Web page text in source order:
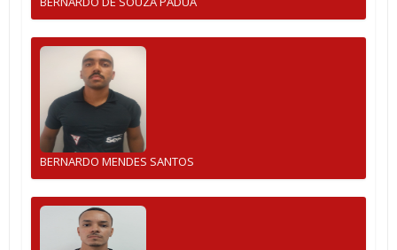
BERNARDO MENDES SANTOS